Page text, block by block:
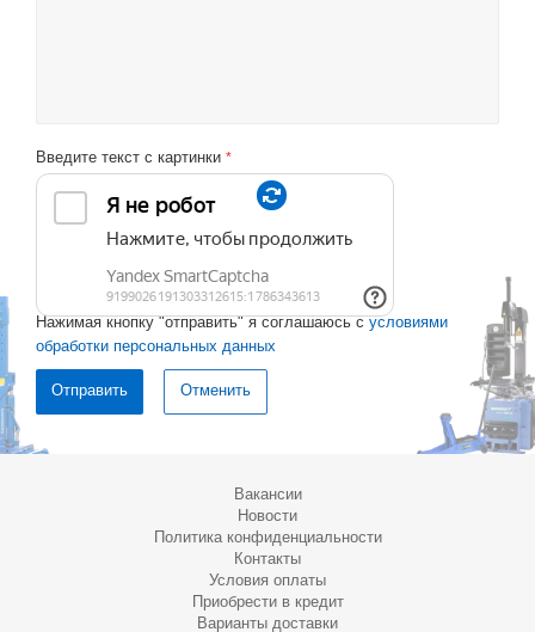
Введите текст с картинки *
Нажимая кнопку "отправить" я соглашаюсь с условиями
обработки персональных данных
Отменить
Вакансии
Новости
Политика конфиденциальности
Контакты
Условия оплаты
Приобрести в кредит
Варианты доставки